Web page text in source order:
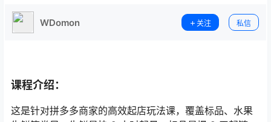
WDomon 关注 私信
课程介绍：
这是针对拼多多商家的高效起店玩法课，覆盖标品、水果